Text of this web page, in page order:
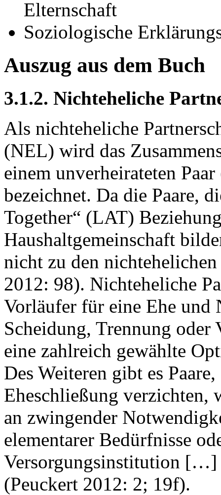
Elternschaft
Soziologische
Auszug aus dem Buch
3.1.2. Nichteheliche
Als nichteheliche
(NEL) wird das
einem unverheirateten
bezeichnet. Da die Paare,
Together“ (LAT)
Haushaltgemeinschaft
nicht zu den
2012: 98). Nichteheliche
Vorläufer für eine Ehe und
Scheidung, Trennung
eine zahlreich gewählte
Des Weiteren gibt es
Eheschließung
an zwingender
elementarer Bedürfnisse
Versorgungsinstitution
(Peuckert 2012: 2; 19f).